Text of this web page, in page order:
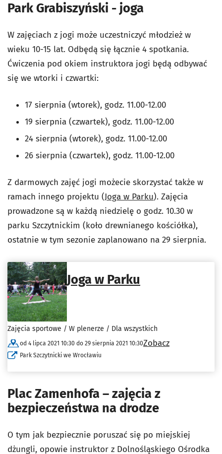
Park Grabiszyński - joga
W zajęciach z jogi może uczestniczyć młodzież w
wieku 10-15 lat. Odbędą się łącznie 4 spotkania.
Ćwiczenia pod okiem instruktora jogi będą odbywać
się we wtorki i czwartki:
17 sierpnia (wtorek), godz. 11.00-12.00
19 sierpnia (czwartek), godz. 11.00-12.00
24 sierpnia (wtorek), godz. 11.00-12.00
26 sierpnia (czwartek), godz. 11.00-12.00
Z darmowych zajęć jogi możecie skorzystać także w
ramach innego projektu (Joga w Parku). Zajęcia
prowadzone są w każdą niedzielę o godz. 10.30 w
parku Szczytnickim (koło drewnianego kościółka),
ostatnie w tym sezonie zaplanowano na 29 sierpnia.
Joga w Parku
Zajęcia sportowe / W plenerze / Dla wszystkich
od 4 lipca 2021 10:30 do 29 sierpnia 2021 10:30
Park Szczytnicki we Wrocławiu
Zobacz
Plac Zamenhofa – zajęcia z
bezpieczeństwa na drodze
O tym jak bezpiecznie poruszać się po miejskiej
dżungli, opowie instruktor z Dolnośląskiego Ośrodka